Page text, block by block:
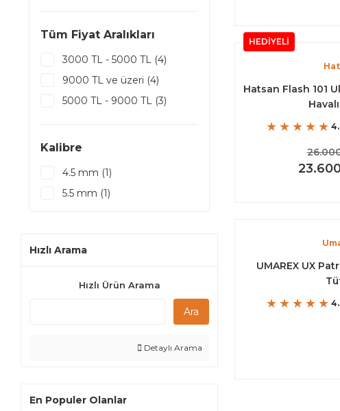
Tüm Fiyat Aralıkları
3000 TL - 5000 TL (4)
9000 TL ve üzeri (4)
5000 TL - 9000 TL (3)
Kalibre
4.5 mm (1)
5.5 mm (1)
Hızlı Arama
Hızlı Ürün Arama
Ara
Detaylı Arama
En Populer Olanlar
HEDİYELİ
Hatsan Flash 101
UMAREX UX